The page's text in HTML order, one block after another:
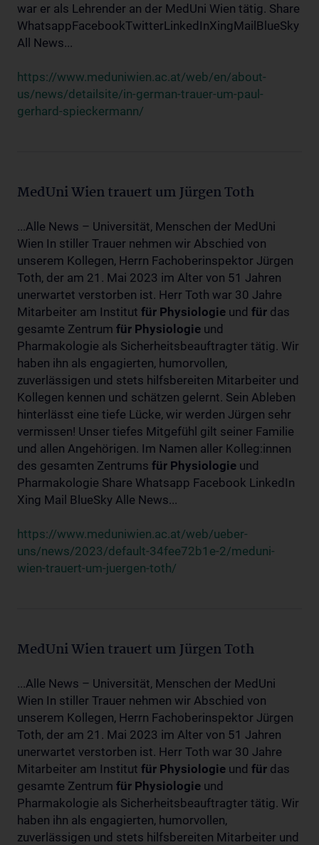
war er als Lehrender an der MedUni Wien tätig. Share
WhatsappFacebookTwitterLinkedInXingMailBlueSky
All News...
https://www.meduniwien.ac.at/web/en/about-
us/news/detailsite/in-german-trauer-um-paul-
gerhard-spieckermann/
MedUni Wien trauert um Jürgen Toth
...Alle News – Universität, Menschen der MedUni
Wien In stiller Trauer nehmen wir Abschied von
unserem Kollegen, Herrn Fachoberinspektor Jürgen
Toth, der am 21. Mai 2023 im Alter von 51 Jahren
unerwartet verstorben ist. Herr Toth war 30 Jahre
Mitarbeiter am Institut für Physiologie und für das
gesamte Zentrum für Physiologie und
Pharmakologie als Sicherheitsbeauftragter tätig. Wir
haben ihn als engagierten, humorvollen,
zuverlässigen und stets hilfsbereiten Mitarbeiter und
Kollegen kennen und schätzen gelernt. Sein Ableben
hinterlässt eine tiefe Lücke, wir werden Jürgen sehr
vermissen! Unser tiefes Mitgefühl gilt seiner Familie
und allen Angehörigen. Im Namen aller Kolleg:innen
des gesamten Zentrums für Physiologie und
Pharmakologie Share Whatsapp Facebook LinkedIn
Xing Mail BlueSky Alle News...
https://www.meduniwien.ac.at/web/ueber-
uns/news/2023/default-34fee72b1e-2/meduni-
wien-trauert-um-juergen-toth/
MedUni Wien trauert um Jürgen Toth
...Alle News – Universität, Menschen der MedUni
Wien In stiller Trauer nehmen wir Abschied von
unserem Kollegen, Herrn Fachoberinspektor Jürgen
Toth, der am 21. Mai 2023 im Alter von 51 Jahren
unerwartet verstorben ist. Herr Toth war 30 Jahre
Mitarbeiter am Institut für Physiologie und für das
gesamte Zentrum für Physiologie und
Pharmakologie als Sicherheitsbeauftragter tätig. Wir
haben ihn als engagierten, humorvollen,
zuverlässigen und stets hilfsbereiten Mitarbeiter und